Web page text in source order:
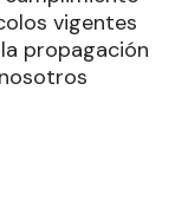
vigentes
propagación